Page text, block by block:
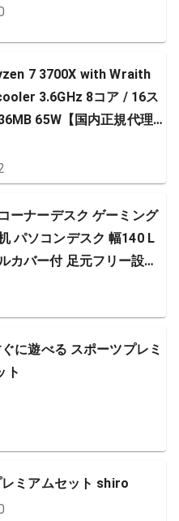
7 3700X with Wraith
3.6GHz 8コア / 16ス
65W【国内正規代理
100000071BOX
ーナーデスク ゲーミング
パソコンデスク 幅140 L
カバー付 足元フリー設計
プライム【13357】
に遊べる スポーツプレミ
ト
ミアムセット shiro